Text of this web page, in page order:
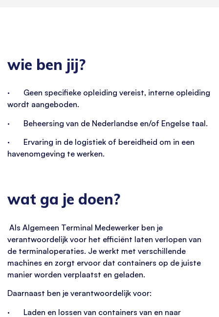
wie ben jij?
· Geen specifieke opleiding vereist, interne opleiding
wordt aangeboden.
· Beheersing van de Nederlandse en/of Engelse taal.
· Ervaring in de logistiek of bereidheid om in een
havenomgeving te werken.
wat ga je doen?
Als Algemeen Terminal Medewerker ben je
verantwoordelijk voor het efficiënt laten verlopen van
de terminaloperaties. Je werkt met verschillende
machines en zorgt ervoor dat containers op de juiste
manier worden verplaatst en geladen.
Daarnaast ben je verantwoordelijk voor:
· Laden en lossen van containers van en naar